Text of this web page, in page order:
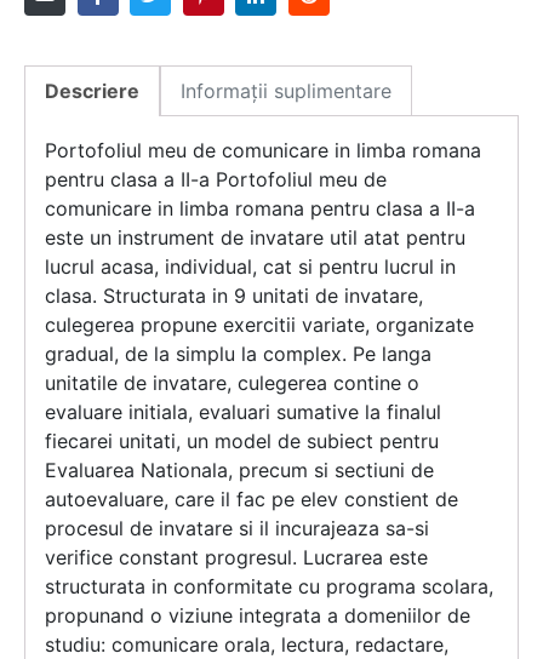
Descriere Informații suplimentare
Portofoliul meu de comunicare in limba romana
pentru clasa a II-a Portofoliul meu de
comunicare in limba romana pentru clasa a II-a
este un instrument de invatare util atat pentru
lucrul acasa, individual, cat si pentru lucrul in
clasa. Structurata in 9 unitati de invatare,
culegerea propune exercitii variate, organizate
gradual, de la simplu la complex. Pe langa
unitatile de invatare, culegerea contine o
evaluare initiala, evaluari sumative la finalul
fiecarei unitati, un model de subiect pentru
Evaluarea Nationala, precum si sectiuni de
autoevaluare, care il fac pe elev constient de
procesul de invatare si il incurajeaza sa-si
verifice constant progresul. Lucrarea este
structurata in conformitate cu programa scolara,
propunand o viziune integrata a domeniilor de
studiu: comunicare orala, lectura, redactare,